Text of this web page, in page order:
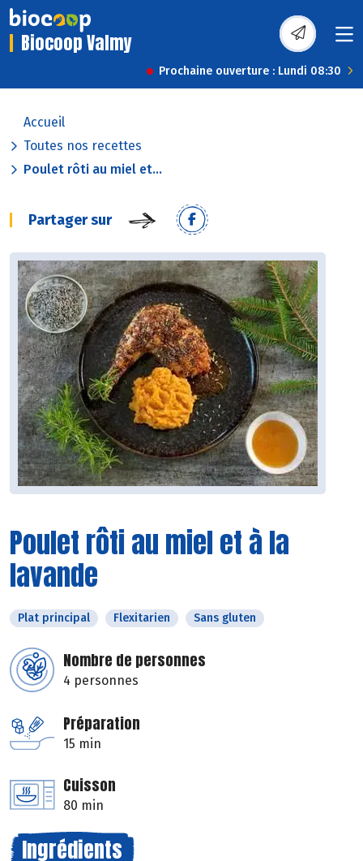
Biocoop Valmy
Prochaine ouverture : Lundi 08:30
Accueil
Toutes nos recettes
Poulet rôti au miel et...
Partager sur
Poulet rôti au miel et à la
lavande
Plat principal Flexitarien Sans gluten
Nombre de personnes
4 personnes
Préparation
15 min
Cuisson
80 min
Ingrédients